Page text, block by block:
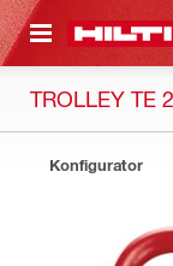
TROLLEY TE
Konfigurator